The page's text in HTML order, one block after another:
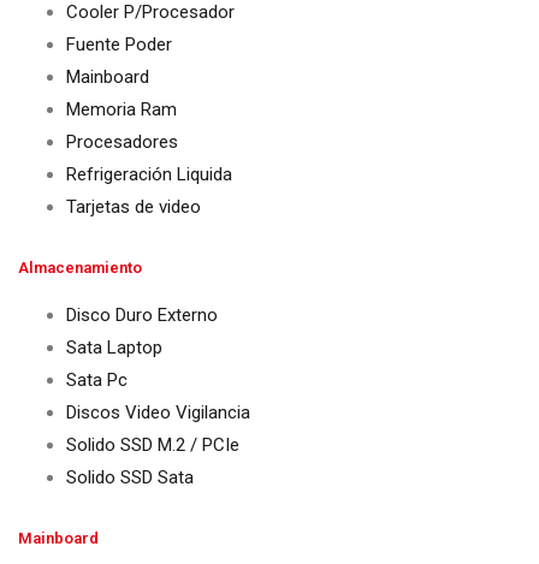
Cooler P/Procesador
Fuente Poder
Mainboard
Memoria Ram
Procesadores
Refrigeración Liquida
Tarjetas de video
Almacenamiento
Disco Duro Externo
Sata Laptop
Sata Pc
Discos Video Vigilancia
Solido SSD M.2 / PCIe
Solido SSD Sata
Mainboard